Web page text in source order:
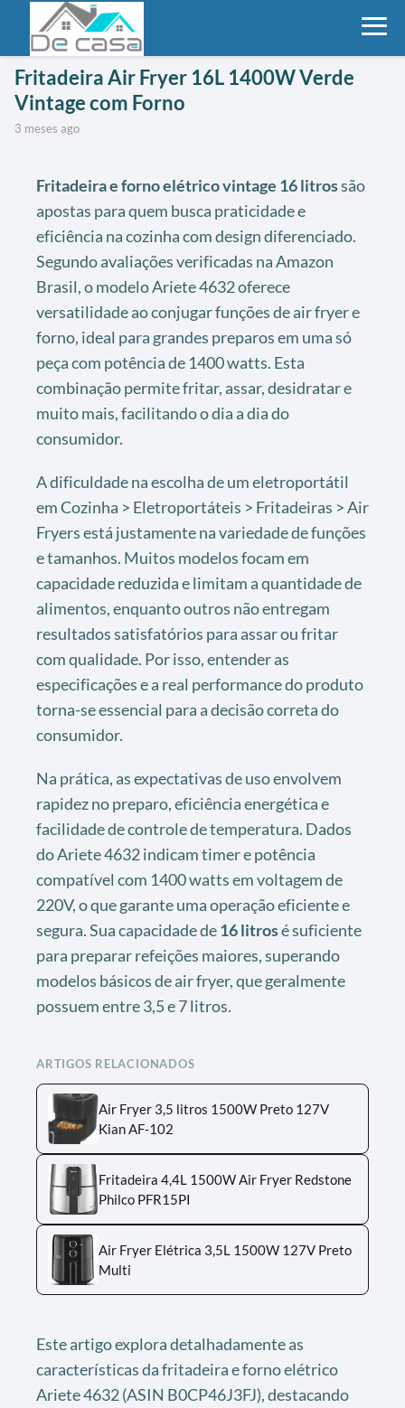
Fritadeira Air Fryer 16L 1400W Verde
Vintage com Forno
3 meses ago
Fritadeira e forno elétrico vintage 16 litrossão
apostas para quem busca praticidade e
eficiência na cozinha com design diferenciado.
Segundo avaliações verificadas na Amazon
Brasil, o modelo Ariete 4632 oferece
versatilidade ao conjugar funções de air fryer e
forno, ideal para grandes preparos em uma só
peça com potência de 1400 watts. Esta
combinação permite fritar, assar, desidratar e
muito mais, facilitando o dia a dia do
consumidor.
A dificuldade na escolha de um eletroportátil
em Cozinha > Eletroportáteis > Fritadeiras > Air
Fryers está justamente na variedade de funções
e tamanhos. Muitos modelos focam em
capacidade reduzida e limitam a quantidade de
alimentos, enquanto outros não entregam
resultados satisfatórios para assar ou fritar
com qualidade. Por isso, entender as
especificações e a real performance do produto
torna-se essencial para a decisão correta do
consumidor.
Na prática, as expectativas de uso envolvem
rapidez no preparo, eficiência energética e
facilidade de controle de temperatura. Dados
do Ariete 4632 indicam timer e potência
compatível com 1400 watts em voltagem de
220V, o que garante uma operação eficiente e
segura. Sua capacidade de16 litrosé suficiente
para preparar refeições maiores, superando
modelos básicos de air fryer, que geralmente
possuem entre 3,5 e 7 litros.
ARTIGOS RELACIONADOS
Air Fryer 3,5 litros 1500W Preto 127V
Kian AF-102
Fritadeira 4,4L 1500W Air Fryer Redstone
Philco PFR15PI
Air Fryer Elétrica 3,5L 1500W 127V Preto
Multi
Este artigo explora detalhadamente as
características da fritadeira e forno elétrico
Ariete 4632 (ASIN B0CP46J3FJ), destacando